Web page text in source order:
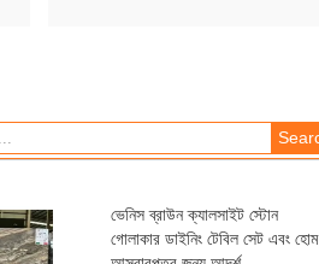
ভেনিস ব্রাউন ক্যালসাইট স্টোন
গোলাকার ডাইনিং টেবিল সেট এবং হোম